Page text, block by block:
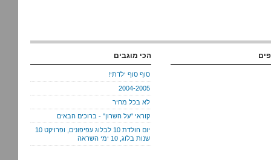
הכי מוגבים
סוף סוף ילדתי!
2004-2005
לא בכל מחיר
קוראי "על השרון" - ברוכים הבאים
יום הולדת 10 לבלוג עפיפונים, ופרויקט 10
שנות בלוג, 10 ימי השראה